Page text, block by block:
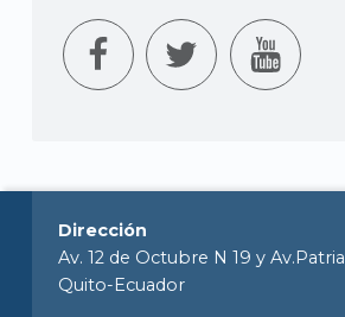
Dirección
Av. 12 de Octubre N 19 y Av.Patria
Quito-Ecuador